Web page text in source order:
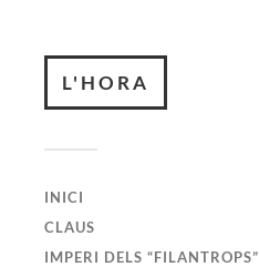
L'HORA
INICI
CLAUS
IMPERI DELS “FILANTROPS”